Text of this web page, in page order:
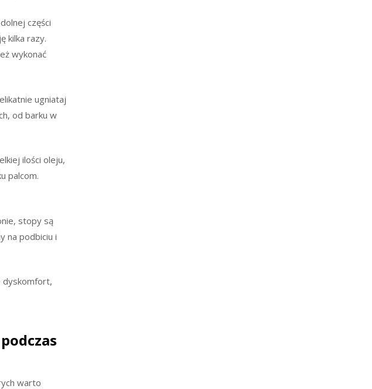
części
kilka razy.
wykonać
ugniataj
od barku w
ilości oleju,
palcom.
stopy są
na podbiciu i
dyskomfort,
warto